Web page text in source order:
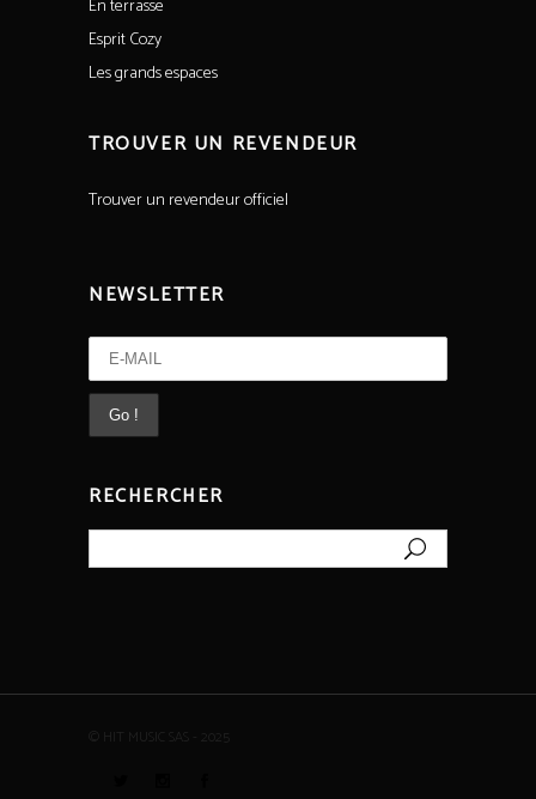
En terrasse
Esprit Cozy
Les grands espaces
TROUVER UN REVENDEUR
Trouver un revendeur officiel
NEWSLETTER
RECHERCHER
© HIT MUSIC SAS - 2025